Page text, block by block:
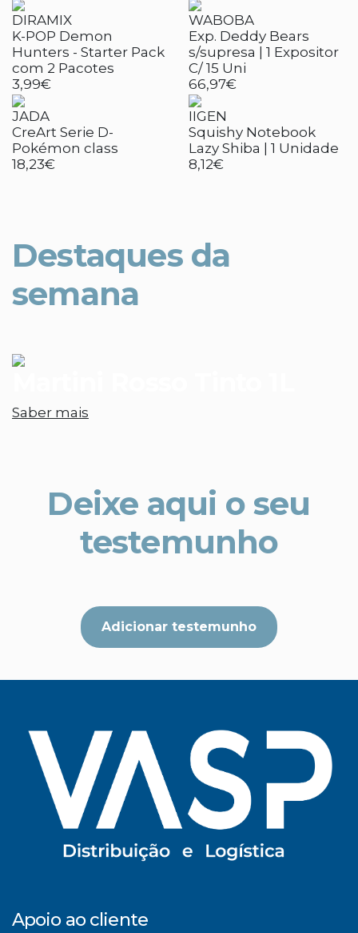
DIRAMIX
K-POP Demon
Hunters - Starter Pack
com 2 Pacotes
3,99€
WABOBA
Exp. Deddy Bears
s/supresa | 1 Expositor
C/ 15 Uni
66,97€
JADA
CreArt Serie D-
Pokémon class
18,23€
IIGEN
Squishy Notebook
Lazy Shiba | 1 Unidade
8,12€
Destaques da
semana
Saber mais
Deixe aqui o seu
testemunho
Adicionar testemunho
Apoio ao cliente